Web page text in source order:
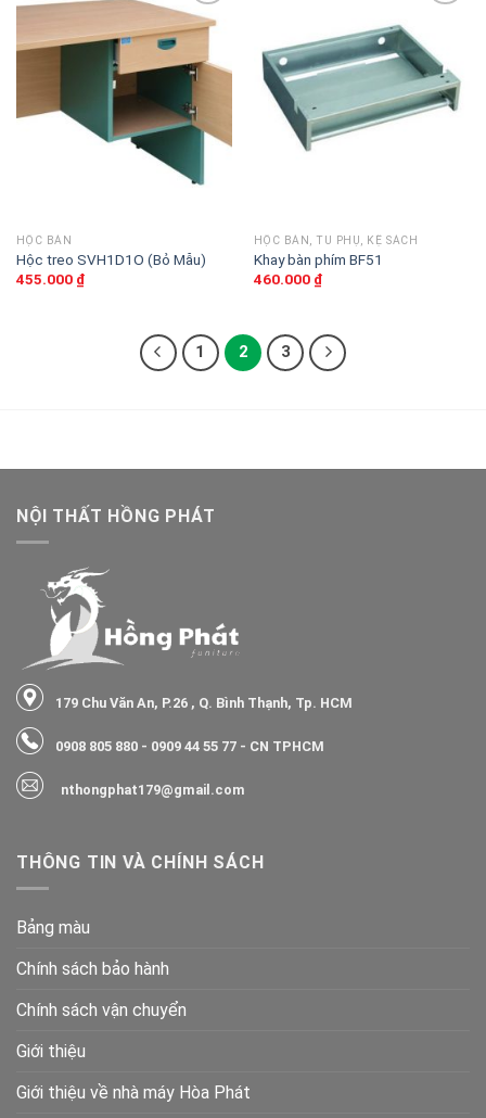
Thêm
vào
yêu
thích
HỘC BÀN
Hộc treo SVH1D1O (Bỏ Mẫu)
455.000 ₫
Thêm
phẩm
yêu
thích
HỘC BÀN, TỦ PHỤ, KỆ SÁCH
Khay bàn phím BF51
460.000 ₫
1 2 3
NỘI THẤT HỒNG PHÁT
179 Chu Văn An, P.26 , Q. Bình Thạnh, Tp. HCM
0908 805 880 - 0909 44 55 77 - CN TPHCM
nthongphat179@gmail.com
THÔNG TIN VÀ CHÍNH SÁCH
Bảng màu
Chính sách bảo hành
Chính sách vận chuyển
Giới thiệu
Giới thiệu về nhà máy Hòa Phát